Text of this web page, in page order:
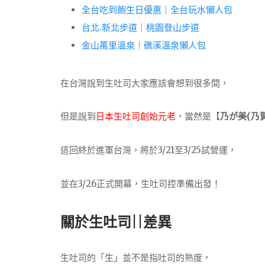
全台吃到飽生日優惠
全台玩水懶人包
台北.新北步道
桃園登山步道
金山萬里溫泉
礁溪溫泉懶人包
在台灣說到生吐司大家應該會想到很多間，
但是說到 日本生吐司創始元老 ，當然是【乃が美(乃
這回終於進軍台灣，將於3/21至3/25試營運，
並在3/26正式開幕，生吐司控準備出發！
關於生吐司||差異
生吐司的「生」並不是指吐司的熟度，